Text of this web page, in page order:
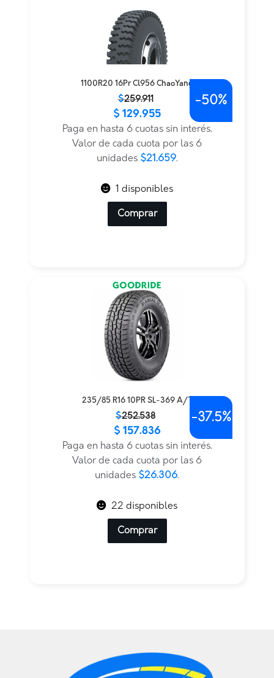
1100R20 16Pr Cl956 ChaoYang
$259.911
original
actual
$ 129.955
Paga en hasta 6 cuotas sin interés.
Valor de cada cuota por las 6
unidades $21.659.
-50%
1 disponibles
Comprar
235/85 R16 10PR SL-369 A/T
$252.538
original
$252.538.
actual
$ 157.836
Paga en hasta 6 cuotas sin interés.
Valor de cada cuota por las 6
unidades $26.306.
-37.5%
22 disponibles
Comprar